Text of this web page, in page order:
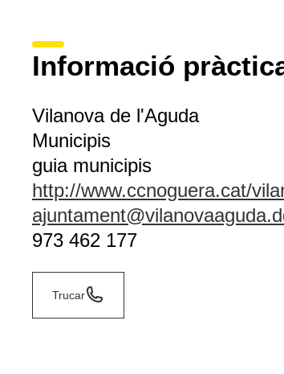
Informació
Vilanova de l'Aguda
Municipis
guia municipis
http://www.ccnoguera.cat/
973 462 177
Trucar